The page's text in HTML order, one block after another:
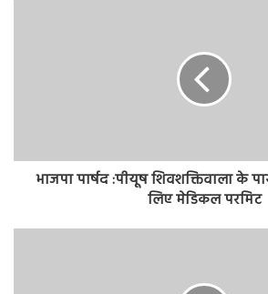
भाजपा पार्षद :पीयूष शिवशक्तिवाला के
लिए मेडिकल परमिट